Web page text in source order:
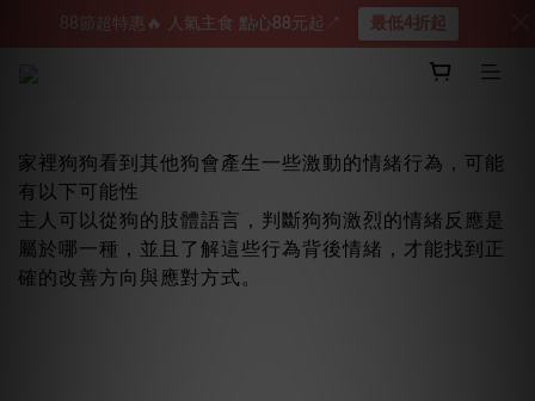
家裡狗狗看到其他狗會產生一些激動的情緒行為，可能
有以下可能性
主人可以從狗的肢體語言，判斷狗狗激烈的情緒反應是
屬於哪一種，並且了解這些行為背後情緒，才能找到正
確的改善方向與應對方式。
88節超特惠🔥 人氣主食 點心88元起↗︎ 最低4折起